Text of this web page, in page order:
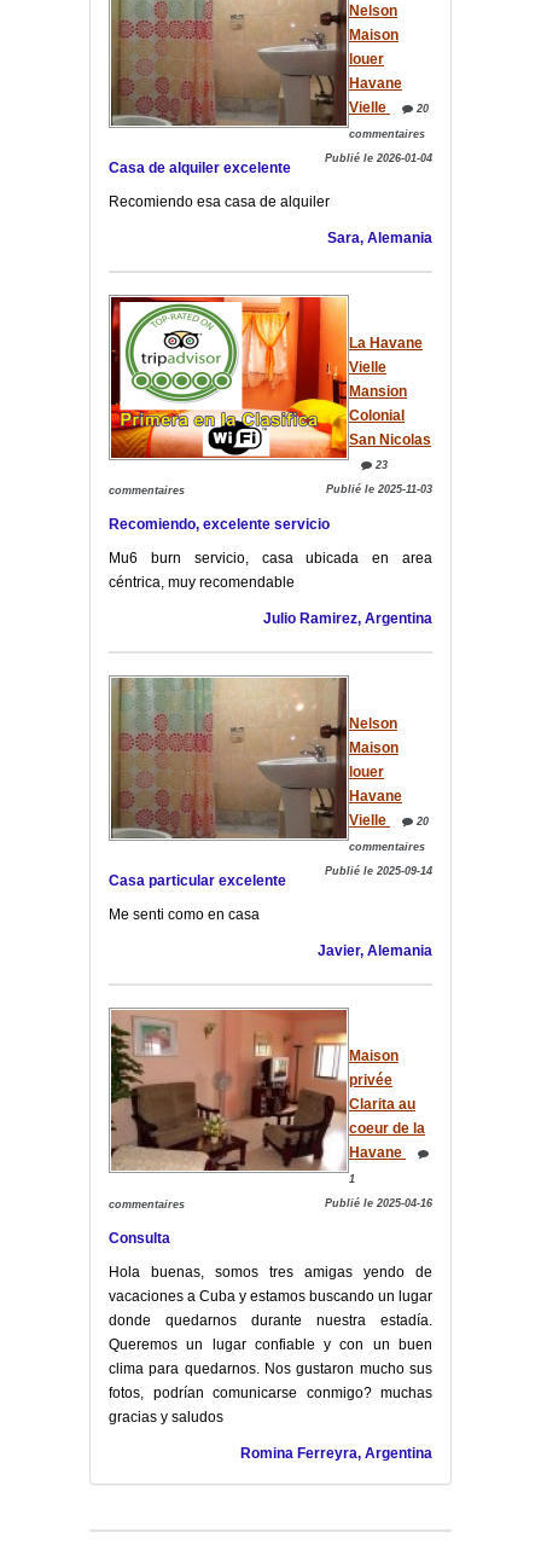
Nelson
Maison
louer
Havane
Vielle
20
commentaires
Publié le 2026-01-04
Casa de alquiler excelente
Recomiendo esa casa de alquiler
Sara, Alemania
La Havane
Vielle
Mansion
Colonial
San Nicolas
23
commentaires Publié le 2025-11-03
Recomiendo, excelente servicio
Mu6 burn servicio, casa ubicada en area
céntrica, muy recomendable
Julio Ramirez, Argentina
Nelson
Maison
louer
Havane
Vielle
20
commentaires
Publié le 2025-09-14
Casa particular excelente
Me senti como en casa
Javier, Alemania
Maison
privée
Clarita au
coeur de la
Havane
1
commentaires Publié le 2025-04-16
Consulta
Hola buenas, somos tres amigas yendo de
vacaciones a Cuba y estamos buscando un lugar
donde quedarnos durante nuestra estadía.
Queremos un lugar confiable y con un buen
clima para quedarnos. Nos gustaron mucho sus
fotos, podrían comunicarse conmigo? muchas
gracias y saludos
Romina Ferreyra, Argentina